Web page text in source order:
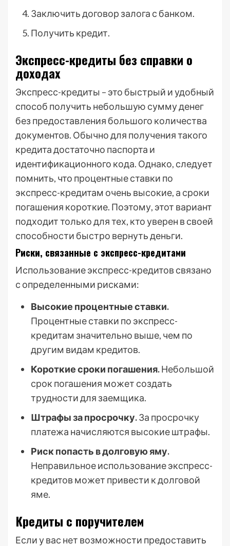
Заключить договор залога с банком.
Получить кредит.
Экспресс-кредиты без справки о
доходах
Экспресс-кредиты – это быстрый и удобный
способ получить небольшую сумму денег
без предоставления большого количества
документов. Обычно для получения такого
кредита достаточно паспорта и
идентификационного кода. Однако, следует
помнить, что процентные ставки по
экспресс-кредитам очень высокие, а сроки
погашения короткие. Поэтому, этот вариант
подходит только для тех, кто уверен в своей
способности быстро вернуть деньги.
Риски, связанные с экспресс-кредитами
Использование экспресс-кредитов связано
с определенными рисками:
Высокие процентные ставки.
Процентные ставки по экспресс-
кредитам значительно выше, чем по
другим видам кредитов.
Короткие сроки погашения.Небольшой
срок погашения может создать
трудности для заемщика.
Штрафы за просрочку.За просрочку
платежа начисляются высокие штрафы.
Риск попасть в долговую яму.
Неправильное использование экспресс-
кредитов может привести к долговой
яме.
Кредиты с поручителем
Если у вас нет возможности предоставить